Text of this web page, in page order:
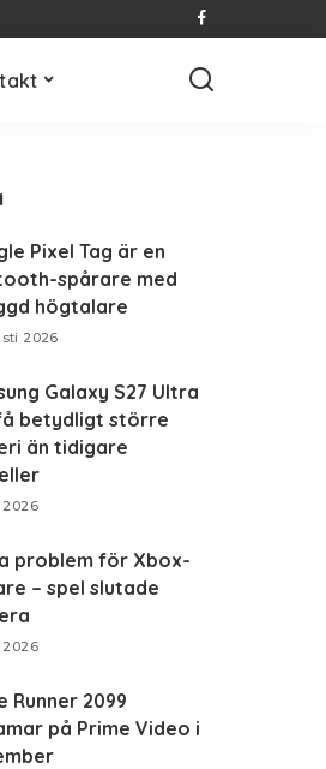
Pixel Tag är en
spårare med
högtalare
2026
Galaxy S27 Ultra
betydligt större
än tidigare
problem för Xbox-
– spel slutade
Runner 2099
på Prime Video i